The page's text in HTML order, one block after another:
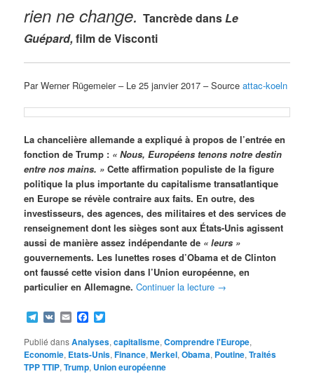
rien ne change.Tancrède dansLe
Guépard,film de Visconti
Par Werner Rügemeier – Le 25 janvier 2017 – Sourceattac-koeln
La chancelière allemande a expliqué à propos de l’entrée en
fonction de Trump : « Nous, Européens tenons notre destin
entre nos mains. » Cette affirmation populiste de la figure
politique la plus importante du capitalisme transatlantique
en Europe se révèle contraire aux faits. En outre, des
investisseurs, des agences, des militaires et des services de
renseignement dont les sièges sont aux États-Unis agissent
aussi de manière assez indépendante de « leurs »
gouvernements. Les lunettes roses d’Obama et de Clinton
ont faussé cette vision dans l’Union européenne, en
particulier en Allemagne. Continuer la lecture →
Telegram
VK EmailFacebook
Publié dansAnalyses,capitalisme,Comprendre l'Europe,
Economie, Etats-Unis,Finance,Merkel,Obama, Poutine,Traités
TPP TTIP,Trump, Union européenne